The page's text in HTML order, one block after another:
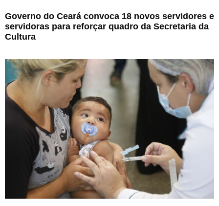
Governo do Ceará convoca 18 novos servidores e
servidoras para reforçar quadro da Secretaria da
Cultura